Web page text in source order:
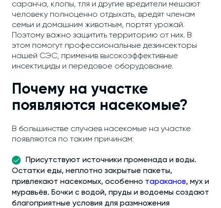
саранча, клопы, тля и другие вредители мешают
человеку полноценно отдыхать, вредят членам
семьи и домашним животным, портят урожай.
Поэтому важно защитить территорию от них. В
этом помогут профессиональные дезинсекторы
нашей СЭС, применив высокоэффективные
инсектициды и передовое оборудование.
Почему на участке
появляются насекомые?
В большинстве случаев насекомые на участке
появляются по таким причинам:
Присутствуют источники променада и воды.
Остатки еды, неплотно закрытые пакеты,
привлекают насекомых, особенно тараканов, мух и
муравьёв. Бочки с водой, пруды и водоемы создают
благоприятные условия для размножения